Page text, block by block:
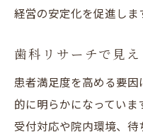
経営の安定化を促進しま
歯科リサーチで見
患者満足度を高める要
的に明らかになっていま
受付対応や院内環境、